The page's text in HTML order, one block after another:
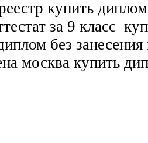
купить
за 9 класс
без
москва купить